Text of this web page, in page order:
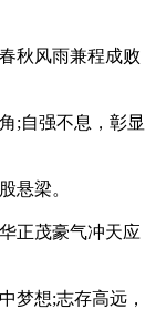
秋风雨兼程成败
;自强不息，彰显
悬梁。
正茂豪气冲天应
梦想;志存高远，